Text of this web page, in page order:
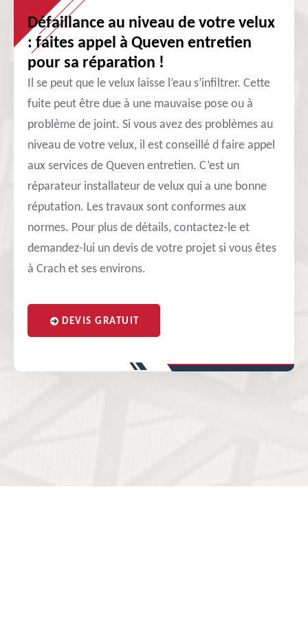
Défaillance au niveau de votre velux
: faites appel à Queven entretien
pour sa réparation !
Il se peut que le velux laisse l’eau s’infiltrer. Cette
fuite peut être due à une mauvaise pose ou à
problème de joint. Si vous avez des problèmes au
niveau de votre velux, il est conseillé d faire appel
aux services de Queven entretien. C’est un
réparateur installateur de velux qui a une bonne
réputation. Les travaux sont conformes aux
normes. Pour plus de détails, contactez-le et
demandez-lui un devis de votre projet si vous êtes
à Crach et ses environs.
DEVIS GRATUIT